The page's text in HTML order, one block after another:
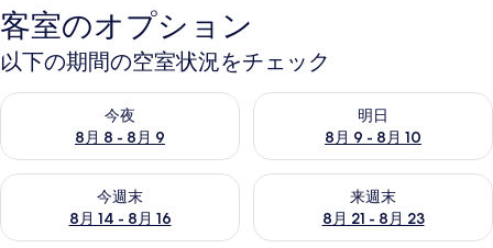
ラ
リ
ー
客室のオプション
以下の期間の空室状況をチェック
今夜
8月 8 - 8月 9
今夜 8月 8 - 8月 9 の空室状況をチェック
明日
8月 9 - 8月 10
明日 8月 9 - 8月 10 の空室状
今週末
8月 14 - 8月 16
今週末 8月 14 - 8月 16 の空室状況をチェック
来週末
8月 21 - 8月 23
来週末 8月 21 - 8月 23 の空室